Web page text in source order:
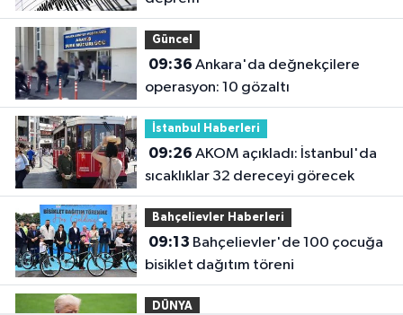
Güncel
09:36
operasyon: 10 gözaltı
İstanbul Haberleri
09:26
sıcaklıklar 32 dereceyi görecek
Bahçelievler Haberleri
09:13
bisiklet dağıtım töreni
DÜNYA